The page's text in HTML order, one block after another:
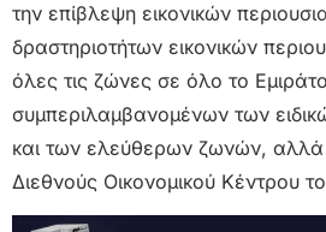
την επίβλεψη εικονικών
δραστηριοτήτων εικονικών
όλες τις ζώνες σε όλο το
συμπεριλαμβανομένων των
και των ελεύθερων ζωνών, αλλά
Διεθνούς Οικονομικού Κέντρου